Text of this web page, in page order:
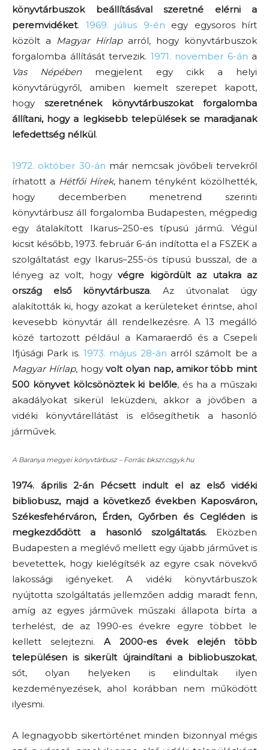
könyvtárbuszok beállításával szeretné elérni a
peremvidéket. 1969. július 9-én egy egysoros hírt
közölt a Magyar Hírlaparról, hogy könyvtárbuszok
forgalomba állítását tervezik. 1971. november 6-án a
Vas Népében megjelent egy cikk a helyi
könyvtárügyről, amiben kiemelt szerepet kapott,
hogy szeretnének könyvtárbuszokat forgalomba
állítani, hogy a legkisebb települések se maradjanak
lefedettség nélkül.
1972. október 30-án már nemcsak jövőbeli tervekről
írhatott a Hétfői Hírek, hanem tényként közölhették,
hogy decemberben menetrend szerinti
könyvtárbusz áll forgalomba Budapesten, mégpedig
egy átalakított Ikarus–250-es típusú jármű. Végül
kicsit később, 1973. február 6-án indította el a FSZEK a
szolgáltatást egy Ikarus–255-ös típusú busszal, de a
lényeg az volt, hogy végre kigördült az utakra az
ország első könyvtárbusza. Az útvonalat úgy
alakították ki, hogy azokat a kerületeket érintse, ahol
kevesebb könyvtár áll rendelkezésre. A 13 megálló
közé tartozott például a Kamaraerdő és a Csepeli
Ifjúsági Park is. 1973. május 28-án arról számolt be a
Magyar Hírlap, hogyvolt olyan nap, amikor több mint
500 könyvet kölcsönöztek ki belőle, és ha a műszaki
akadályokat sikerül leküzdeni, akkor a jövőben a
vidéki könyvtárellátást is elősegíthetik a hasonló
járművek.
A Baranya megyei könyvtárbusz – Forrás: bkszr.csgyk.hu
1974. április 2-án Pécsett indult el az első vidéki
bibliobusz, majd a következő években Kaposváron,
Székesfehérváron, Érden, Győrben és Cegléden is
megkezdődött a hasonló szolgáltatás.Eközben
Budapesten a meglévő mellett egy újabb járművet is
bevetettek, hogy kielégítsék az egyre csak növekvő
lakossági igényeket. A vidéki könyvtárbuszok
nyújtotta szolgáltatás jellemzően addig maradt fenn,
amíg az egyes járművek műszaki állapota bírta a
terhelést, de az 1990-es évekre egyre többet le
kellett selejtezni. A 2000-es évek elején több
településen is sikerült újraindítani a bibliobuszokat,
sőt, olyan helyeken is elindultak ilyen
kezdeményezések, ahol korábban nem működött
ilyesmi.
A legnagyobb sikertörténet minden bizonnyal mégis